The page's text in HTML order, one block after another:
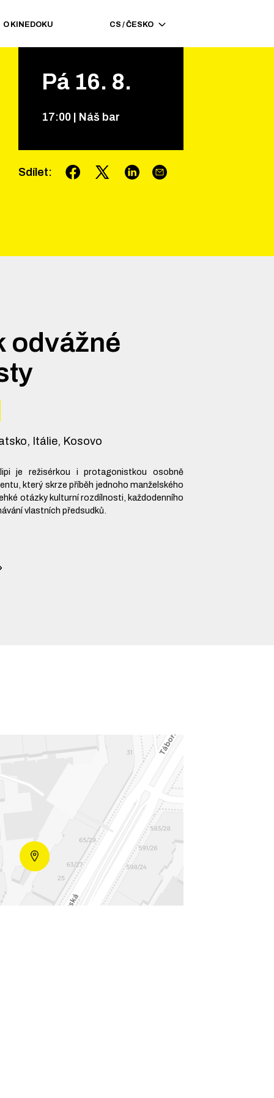
O KINEDOKU CS /ČESKO
Pá 16. 8.
17:00| Náš bar
Sdílet:
odvážné
Itálie, Kosovo
je režisérkou i protagonistkou osobně
který skrze příběh jednoho manželského
otázky kulturní rozdílnosti, každodenního
vlastních předsudků.